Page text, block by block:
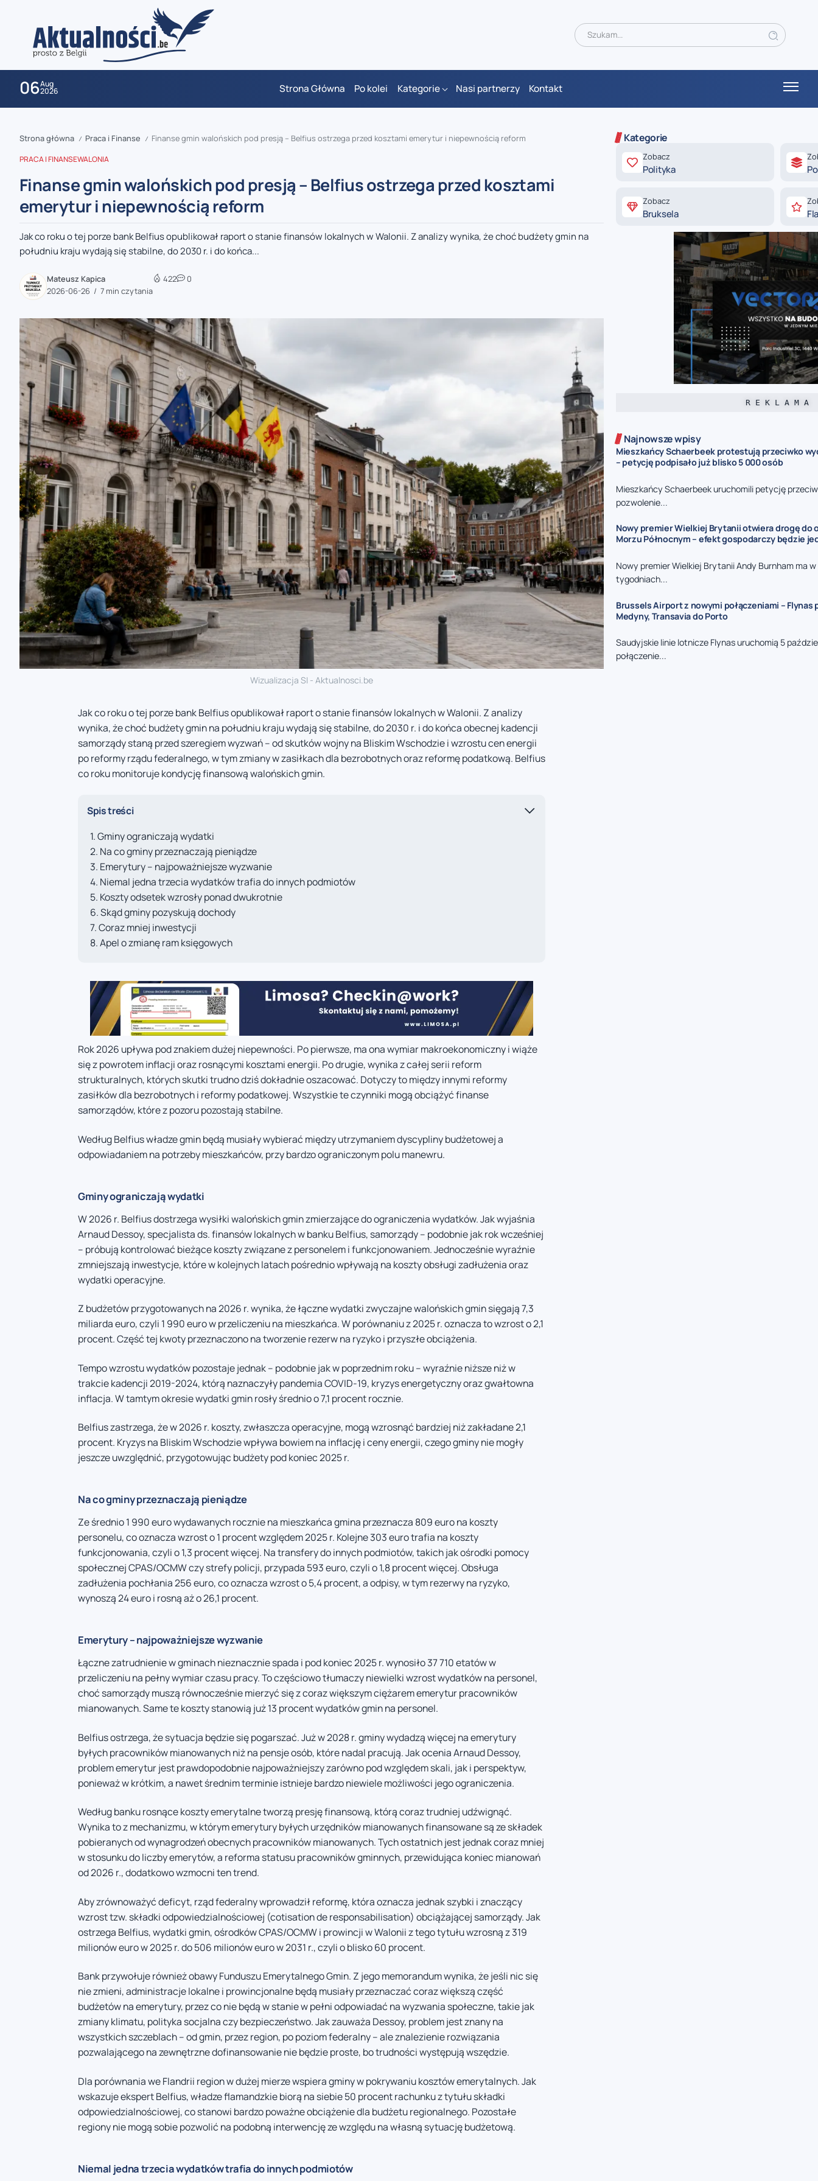
06Aug
2026 Strona Główna Po kolei Kategorie Nasi partnerzy Kontakt
zaobserwuj nas
zaobserwuj nas
zaobserwuj nas
zaobserwuj nas
zaobserwuj nas
Strona główna / Praca i Finanse / Finanse gmin walońskich pod presją – Belfius ostrzega przed kosztami emerytur i niepewnością reform
PRACA I FINANSEWALONIA
Finanse gmin walońskich pod presją – Belfius ostrzega przed kosztami
emerytur i niepewnością reform
Jak co roku o tej porze bank Belfius opublikował raport o stanie finansów lokalnych w Walonii. Z analizy wynika, że choć budżety gmin na
południu kraju wydają się stabilne, do 2030 r. i do końca...
Mateusz Kapica
2026-06-26
7 min czytania
422 0
Wizualizacja SI - Aktualnosci.be
Jak co roku o tej porze bank Belfius opublikował raport o stanie finansów lokalnych w Walonii. Z analizy
wynika, że choć budżety gmin na południu kraju wydają się stabilne, do 2030 r. i do końca obecnej kadencji
samorządy staną przed szeregiem wyzwań – od skutków wojny na Bliskim Wschodzie i wzrostu cen energii
po reformy rządu federalnego, w tym zmiany w zasiłkach dla bezrobotnych oraz reformę podatkową. Belfius
co roku monitoruje kondycję finansową walońskich gmin.
Spis treści
Gminy ograniczają wydatki
Na co gminy przeznaczają pieniądze
Emerytury – najpoważniejsze wyzwanie
Niemal jedna trzecia wydatków trafia do innych podmiotów
Koszty odsetek wzrosły ponad dwukrotnie
Skąd gminy pozyskują dochody
Coraz mniej inwestycji
Apel o zmianę ram księgowych
Rok 2026 upływa pod znakiem dużej niepewności. Po pierwsze, ma ona wymiar makroekonomiczny i wiąże
się z powrotem inflacji oraz rosnącymi kosztami energii. Po drugie, wynika z całej serii reform
strukturalnych, których skutki trudno dziś dokładnie oszacować. Dotyczy to między innymi reformy
zasiłków dla bezrobotnych i reformy podatkowej. Wszystkie te czynniki mogą obciążyć finanse
samorządów, które z pozoru pozostają stabilne.
Według Belfius władze gmin będą musiały wybierać między utrzymaniem dyscypliny budżetowej a
odpowiadaniem na potrzeby mieszkańców, przy bardzo ograniczonym polu manewru.
Gminy ograniczają wydatki
W 2026 r. Belfius dostrzega wysiłki walońskich gmin zmierzające do ograniczenia wydatków. Jak wyjaśnia
Arnaud Dessoy, specjalista ds. finansów lokalnych w banku Belfius, samorządy – podobnie jak rok wcześniej
– próbują kontrolować bieżące koszty związane z personelem i funkcjonowaniem. Jednocześnie wyraźnie
zmniejszają inwestycje, które w kolejnych latach pośrednio wpływają na koszty obsługi zadłużenia oraz
wydatki operacyjne.
Z budżetów przygotowanych na 2026 r. wynika, że łączne wydatki zwyczajne walońskich gmin sięgają 7,3
miliarda euro, czyli 1 990 euro w przeliczeniu na mieszkańca. W porównaniu z 2025 r. oznacza to wzrost o 2,1
procent. Część tej kwoty przeznaczono na tworzenie rezerw na ryzyko i przyszłe obciążenia.
Tempo wzrostu wydatków pozostaje jednak – podobnie jak w poprzednim roku – wyraźnie niższe niż w
trakcie kadencji 2019-2024, którą naznaczyły pandemia COVID-19, kryzys energetyczny oraz gwałtowna
inflacja. W tamtym okresie wydatki gmin rosły średnio o 7,1 procent rocznie.
Belfius zastrzega, że w 2026 r. koszty, zwłaszcza operacyjne, mogą wzrosnąć bardziej niż zakładane 2,1
procent. Kryzys na Bliskim Wschodzie wpływa bowiem na inflację i ceny energii, czego gminy nie mogły
jeszcze uwzględnić, przygotowując budżety pod koniec 2025 r.
Na co gminy przeznaczają pieniądze
Ze średnio 1 990 euro wydawanych rocznie na mieszkańca gmina przeznacza 809 euro na koszty
personelu, co oznacza wzrost o 1 procent względem 2025 r. Kolejne 303 euro trafia na koszty
funkcjonowania, czyli o 1,3 procent więcej. Na transfery do innych podmiotów, takich jak ośrodki pomocy
społecznej CPAS/OCMW czy strefy policji, przypada 593 euro, czyli o 1,8 procent więcej. Obsługa
zadłużenia pochłania 256 euro, co oznacza wzrost o 5,4 procent, a odpisy, w tym rezerwy na ryzyko,
wynoszą 24 euro i rosną aż o 26,1 procent.
Emerytury – najpoważniejsze wyzwanie
Łączne zatrudnienie w gminach nieznacznie spada i pod koniec 2025 r. wynosiło 37 710 etatów w
przeliczeniu na pełny wymiar czasu pracy. To częściowo tłumaczy niewielki wzrost wydatków na personel,
choć samorządy muszą równocześnie mierzyć się z coraz większym ciężarem emerytur pracowników
mianowanych. Same te koszty stanowią już 13 procent wydatków gmin na personel.
Belfius ostrzega, że sytuacja będzie się pogarszać. Już w 2028 r. gminy wydadzą więcej na emerytury
byłych pracowników mianowanych niż na pensje osób, które nadal pracują. Jak ocenia Arnaud Dessoy,
problem emerytur jest prawdopodobnie najpoważniejszy zarówno pod względem skali, jak i perspektyw,
ponieważ w krótkim, a nawet średnim terminie istnieje bardzo niewiele możliwości jego ograniczenia.
Według banku rosnące koszty emerytalne tworzą presję finansową, którą coraz trudniej udźwignąć.
Wynika to z mechanizmu, w którym emerytury byłych urzędników mianowanych finansowane są ze składek
pobieranych od wynagrodzeń obecnych pracowników mianowanych. Tych ostatnich jest jednak coraz mniej
w stosunku do liczby emerytów, a reforma statusu pracowników gminnych, przewidująca koniec mianowań
od 2026 r., dodatkowo wzmocni ten trend.
Aby zrównoważyć deficyt, rząd federalny wprowadził reformę, która oznacza jednak szybki i znaczący
wzrost tzw. składki odpowiedzialnościowej (cotisation de responsabilisation) obciążającej samorządy. Jak
ostrzega Belfius, wydatki gmin, ośrodków CPAS/OCMW i prowincji w Walonii z tego tytułu wzrosną z 319
milionów euro w 2025 r. do 506 milionów euro w 2031 r., czyli o blisko 60 procent.
Bank przywołuje również obawy Funduszu Emerytalnego Gmin. Z jego memorandum wynika, że jeśli nic się
nie zmieni, administracje lokalne i prowincjonalne będą musiały przeznaczać coraz większą część
budżetów na emerytury, przez co nie będą w stanie w pełni odpowiadać na wyzwania społeczne, takie jak
zmiany klimatu, polityka socjalna czy bezpieczeństwo. Jak zauważa Dessoy, problem jest znany na
wszystkich szczeblach – od gmin, przez region, po poziom federalny – ale znalezienie rozwiązania
pozwalającego na zewnętrzne dofinansowanie nie będzie proste, bo trudności występują wszędzie.
Dla porównania we Flandrii region w dużej mierze wspiera gminy w pokrywaniu kosztów emerytalnych. Jak
wskazuje ekspert Belfius, władze flamandzkie biorą na siebie 50 procent rachunku z tytułu składki
odpowiedzialnościowej, co stanowi bardzo poważne obciążenie dla budżetu regionalnego. Pozostałe
regiony nie mogą sobie pozwolić na podobną interwencję ze względu na własną sytuację budżetową.
Niemal jedna trzecia wydatków trafia do innych podmiotów
Kategorie
Zobacz
Polityka
Zobacz
Bruksela
R E K L A M A
Najnowsze wpisy
Mieszkańcy Schaerbeek protestują przeciwko
– petycję podpisało już blisko 5 000 osób
Mieszkańcy Schaerbeek uruchomili petycję
pozwolenie...
Nowy premier Wielkiej Brytanii otwiera drogę do
Morzu Północnym – efekt gospodarczy będzie
Nowy premier Wielkiej Brytanii Andy Burnham ma
tygodniach...
Brussels Airport z nowymi połączeniami – Flynas
Medyny, Transavia do Porto
Saudyjskie linie lotnicze Flynas uruchomią 5
połączenie...